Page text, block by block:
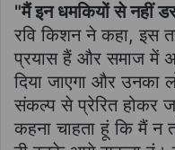
"मैं इन धमकियों से नहीं
रवि किशन ने कहा, इस
प्रयास हैं और समाज में
दिया जाएगा और उनका
संकल्प से प्रेरित होकर
कहना चाहता हूं कि मैं न